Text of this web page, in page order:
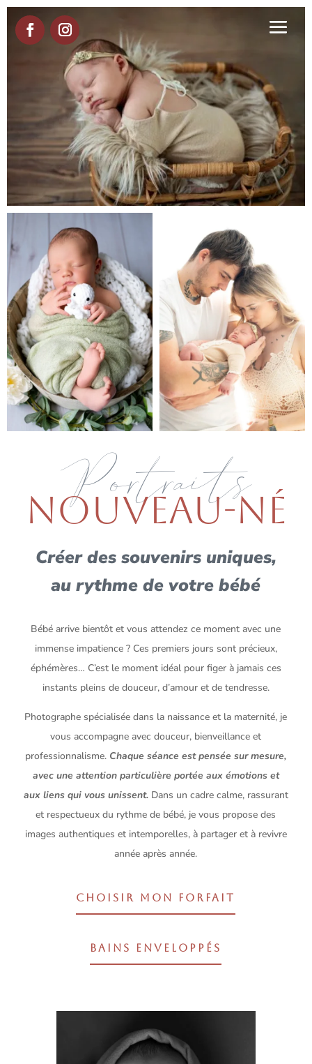
Portraits
NOUVEAU-NÉ
Créer des souvenirs uniques,
au rythme de votre bébé
Bébé arrive bientôt et vous attendez ce moment avec une
immense impatience ? Ces premiers jours sont précieux,
éphémères… C’est le moment idéal pour figer à jamais ces
instants pleins de douceur, d’amour et de tendresse.
Photographe spécialisée dans la naissance et la maternité, je
vous accompagne avec douceur, bienveillance et
professionnalisme. Chaque séance est pensée sur mesure,
avec une attention particulière portée aux émotions et
aux liens qui vous unissent.Dans un cadre calme, rassurant
et respectueux du rythme de bébé, je vous propose des
images authentiques et intemporelles, à partager et à revivre
année après année.
CHOISIR MON FORFAIT
BAINS ENVELOPPÉS